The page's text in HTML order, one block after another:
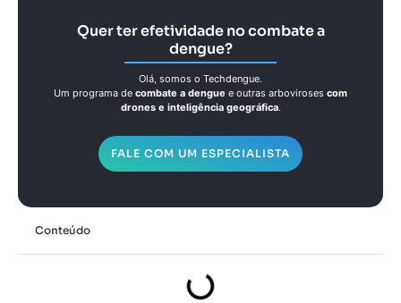
Quer ter efetividade no combate a
dengue?
Olá, somos o Techdengue.
Um programa de combate a dengue e outras arboviroses com
drones e inteligência geográfica.
FALE COM UM ESPECIALISTA
Conteúdo